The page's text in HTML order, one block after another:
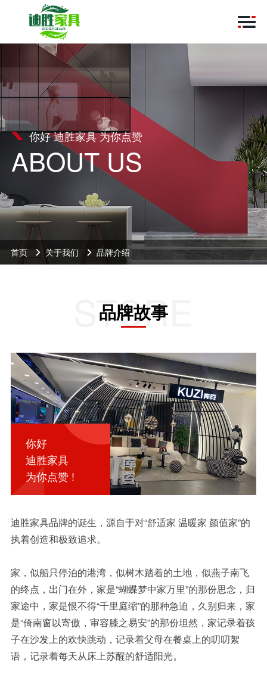
你好 迪胜家具 为你点赞
ABOUT US
首页 关于我们 品牌介绍
STORE
品牌故事
你好
迪胜家具
为你点赞 !
迪胜家具品牌的诞生，源自于对“舒适家 温暖家 颜值家”的
执着创造和极致追求。
家，似船只停泊的港湾，似树木踏着的土地，似燕子南飞
的终点，出门在外，家是“蝴蝶梦中家万里”的那份思念，归
家途中，家是恨不得“千里庭缩”的那种急迫，久别归来，家
是“倚南窗以寄傲，审容膝之易安”的那份坦然，家记录着孩
子在沙发上的欢快跳动，记录着父母在餐桌上的叨叨絮
语，记录着每天从床上苏醒的舒适阳光。